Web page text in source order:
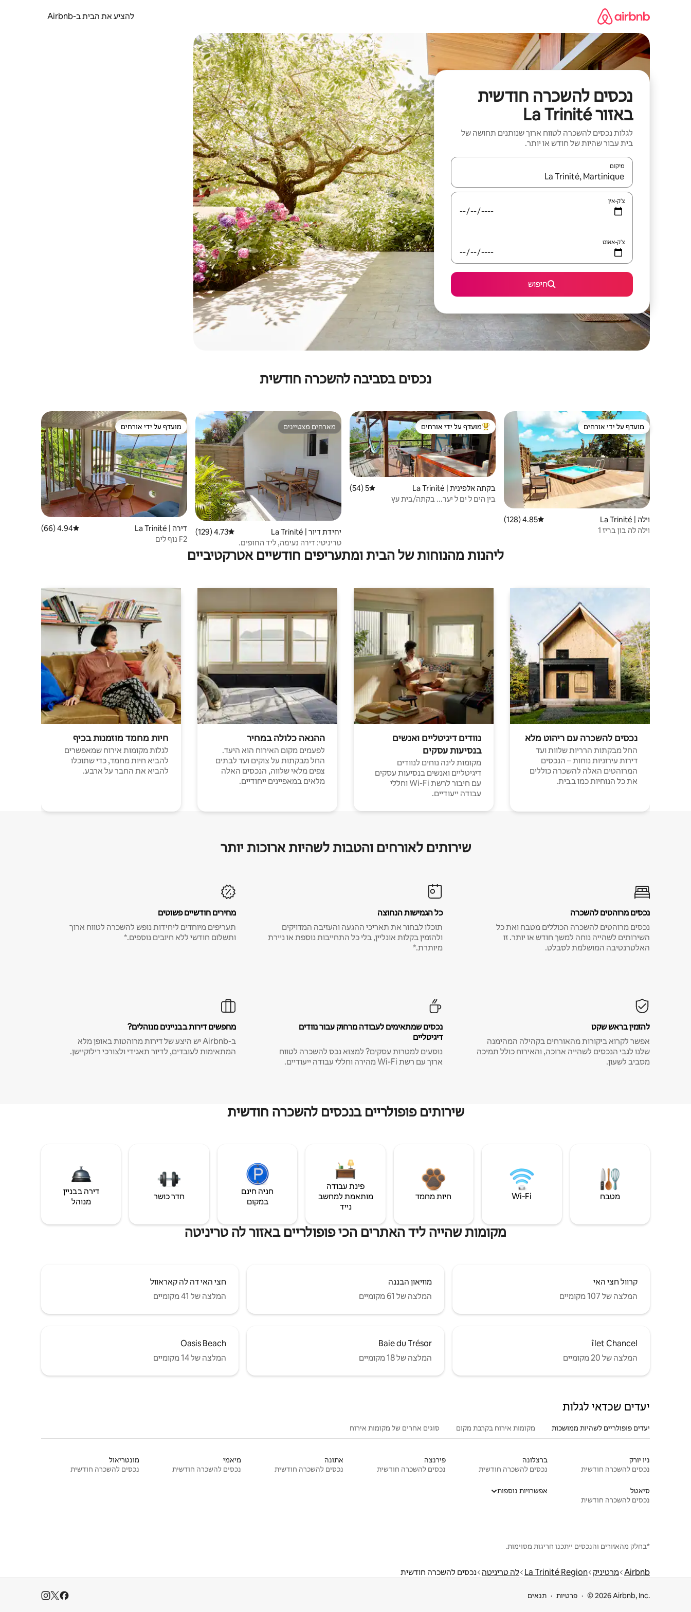
להציע את הבית ב-Airbnb
נכסים להשכרה חודשית
באזור La Trinité
לגלות נכסים להשכרה לטווח ארוך שנותנים תחושה של
בית עבור שהיות של חודש או יותר.
מיקום
כאשר התוצאות יהיו זמינות, יש לנווט עם מקשי החיצים למעלה ולמטה או לעיין בעזרת תנועות מגע או החלקה.
צ'ק-אין
צ'ק-אאוט
חיפוש
נכסים בסביבה להשכרה חודשית
מועדף על ידי אורחים
מועדף על ידי אורחים
וילה | La Trinité דירוג ממוצע של 4.85 מתוך 5, 128 ביקורות
4.85 (128)
וילה לה בון בריז 1
מוביל בקרב נכסים מועדפים על ידי אורחים
מועדף על ידי אורחים
בקתה אלפינית | La Trinité דירוג ממוצע של 5 מתוך 5, 54 ביקורות
5 (54)
בין הים ל ים ל יער... בקתה/בית עץ
מארחים מצטיינים
מארחים מצטיינים
יחידת דיור | La Trinité דירוג ממוצע של 4.73 מתוך 5, 129 ביקורות
4.73 (129)
טריניטי: דירה נעימה, ליד החופים.
מועדף על ידי אורחים
מועדף על ידי אורחים
דירה | La Trinité דירוג ממוצע של 4.94 מתוך 5, 66 ביקורות
4.94 (66)
F2 נוף לים
ליהנות מהנוחות של הבית ומתעריפים חודשיים אטרקטיביים
נכסים להשכרה עם ריהוט מלא
החל מבקתות הרריות שלוות ועד
דירות עירוניות נוחות – הנכסים
המרוהטים האלה להשכרה כוללים
את כל הנוחיות כמו בבית.
נוודים דיגיטליים ואנשים
בנסיעות עסקים
מקומות לינה נוחים לנוודים
דיגיטליים ואנשים בנסיעות עסקים
עם חיבור לרשת Wi-Fi וחללי
עבודה ייעודיים.
ההנאה כלולה במחיר
לפעמים מקום האירוח הוא היעד.
החל מבקתות על צוקים ועד לבתים
צפים מלאי שלווה, הנכסים האלה
מלאים במאפיינים ייחודיים.
חיות מחמד מוזמנות בכיף
לגלות מקומות אירוח שמאפשרים
להביא חיות מחמד, כדי שתוכלו
להביא את החבר על ארבע.
שירותים לאורחים והטבות לשהיות ארוכות יותר
נכסים מרוהטים להשכרה
נכסים מרוהטים להשכרה הכוללים מטבח ואת כל
השירותים לשהייה נוחה למשך חודש או יותר. זו
האלטרנטיבה המושלמת לסבלט.
כל הגמישות הנחוצה
תוכלו לבחור את תאריכי ההגעה והעזיבה המדויקים
ולהזמין בקלות אונליין, בלי כל התחייבות נוספת או ניירת
מיותרת.*
מחירים חודשיים פשוטים
תעריפים מיוחדים ליחידות נופש להשכרה לטווח ארוך
ותשלום חודשי ללא חיובים נוספים.*
להזמין בראש שקט
אפשר לקרוא ביקורות מהאורחים בקהילה המהימנה
שלנו לגבי הנכסים לשהייה ארוכה, והאירוח כולל תמיכה
מסביב לשעון.
נכסים שמתאימים לעבודה מרחוק עבור נוודים
דיגיטליים
נוסעים למטרות עסקים? למצוא נכס להשכרה לטווח
ארוך עם רשת Wi-Fi מהירה וחללי עבודה ייעודיים.
מחפשים דירות בבניינים מנוהלים?
ב-Airbnb יש היצע של דירות מרוהטות באופן מלא
המתאימות לעובדים, לדיור תאגידי ולצורכי רילוקיישן.
שירותים פופולריים בנכסים להשכרה חודשית
מטבח Wi‑Fi חיות מחמד
פינת עבודה
מותאמת למחשב
נייד
חניה חינם
במקום
חדר כושר
דירה בבניין
מנוהל
מקומות שהייה ליד האתרים הכי פופולריים באזור לה טריניטה
קרוול חצי האי
המלצה של 107 מקומיים
מוזיאון הבננה
המלצה של 61 מקומיים
חצי האי דה לה קאראוול
המלצה של 41 מקומיים
îlet Chancel
המלצה של 20 מקומיים
Baie du Trésor
המלצה של 18 מקומיים
Oasis Beach
המלצה של 14 מקומיים
יעדים שכדאי לגלות
יעדים פופולריים לשהיות ממושכות מקומות אירוח בקרבת מקום סוגים אחרים של מקומות אירוח
ניו יורק
נכסים להשכרה חודשית
ברצלונה
נכסים להשכרה חודשית
פירנצה
נכסים להשכרה חודשית
אתונה
נכסים להשכרה חודשית
מיאמי
נכסים להשכרה חודשית
מונטריאול
נכסים להשכרה חודשית
סיאטל
נכסים להשכרה חודשית
אפשרויות נוספות
*בחלק מהאזורים והנכסים ייתכנו חריגות מסוימות.
Airbnb מרטיניק La Trinité Region לה טריניטה נכסים להשכרה חודשית
© 2026 Airbnb, Inc. פרטיות תנאים